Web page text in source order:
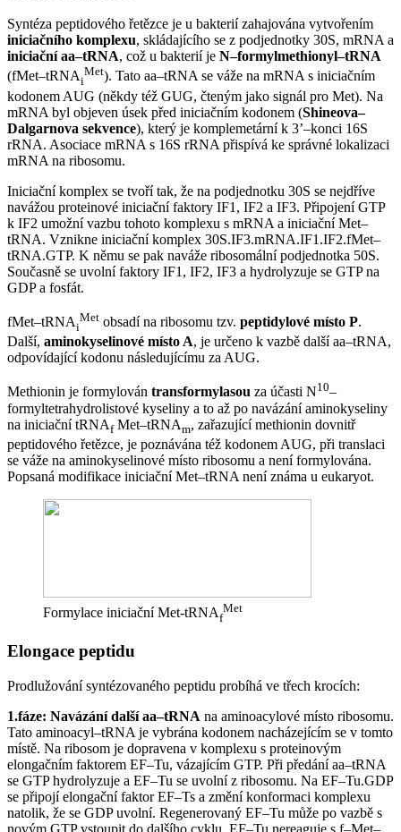
Syntéza peptidového řetězce je u bakterií zahajována vytvořením
iniciačního komplexu, skládajícího se z podjednotky 30S, mRNA a
iniciační aa–tRNA, což u bakterií je N–formylmethionyl–tRNA
(fMet–tRNAi
Met). Tato aa–tRNA se váže na mRNA s iniciačním
kodonem AUG (někdy též GUG, čteným jako signál pro Met). Na
mRNA byl objeven úsek před iniciačním kodonem (Shineova–
Dalgarnova sekvence), který je komplemetární k 3’–konci 16S
rRNA. Asociace mRNA s 16S rRNA přispívá ke správné lokalizaci
mRNA na ribosomu.
Iniciační komplex se tvoří tak, že na podjednotku 30S se nejdříve
navážou proteinové iniciační faktory IF1, IF2 a IF3. Připojení GTP
k IF2 umožní vazbu tohoto komplexu s mRNA a iniciační Met–
tRNA. Vznikne iniciační komplex 30S.IF3.mRNA.IF1.IF2.fMet–
tRNA.GTP. K němu se pak naváže ribosomální podjednotka 50S.
Současně se uvolní faktory IF1, IF2, IF3 a hydrolyzuje se GTP na
GDP a fosfát.
fMet–tRNAi
Met obsadí na ribosomu tzv. peptidylové místo P.
Další, aminokyselinové místo A, je určeno k vazbě další aa–tRNA,
odpovídající kodonu následujícímu za AUG.
Methionin je formylován transformylasou za účasti N10–
formyltetrahydrolistové kyseliny a to až po navázání aminokyseliny
na iniciační tRNAfMet–tRNAm, zařazující methionin dovnitř
peptidového řetězce, je poznávána též kodonem AUG, při translaci
se váže na aminokyselinové místo ribosomu a není formylována.
Popsaná modifikace iniciační Met–tRNA není známa u eukaryot.
Formylace iniciační Met-tRNAf
Met
Elongace peptidu
Prodlužování syntézovaného peptidu probíhá ve třech krocích:
1.fáze: Navázání další aa–tRNA na aminoacylové místo ribosomu.
Tato aminoacyl–tRNA je vybrána kodonem nacházejícím se v tomto
místě. Na ribosom je dopravena v komplexu s proteinovým
elongačním faktorem EF–Tu, vázajícím GTP. Při předání aa–tRNA
se GTP hydrolyzuje a EF–Tu se uvolní z ribosomu. Na EF–Tu.GDP
se připojí elongační faktor EF–Ts a změní konformaci komplexu
natolik, že se GDP uvolní. Regenerovaný EF–Tu může po vazbě s
novým GTP vstoupit do dalšího cyklu. EF–Tu nereaguje s f–Met–